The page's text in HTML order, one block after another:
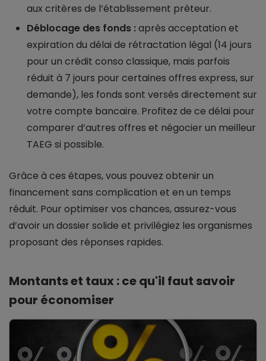
aux critères de l’établissement prêteur.
Déblocage des fonds :après acceptation et
expiration du délai de rétractation légal (14 jours
pour un crédit conso classique, mais parfois
réduit à 7 jours pour certaines offres express, sur
demande), les fonds sont versés directement sur
votre compte bancaire. Profitez de ce délai pour
comparer d’autres offres et négocier un meilleur
TAEG si possible.
Grâce à ces étapes, vous pouvez obtenir un
financement sans complication et en un temps
réduit. Pour optimiser vos chances, assurez-vous
d’avoir un dossier solide et privilégiez les organismes
proposant des réponses rapides.
Montants et taux : ce qu'il faut savoir
pour économiser